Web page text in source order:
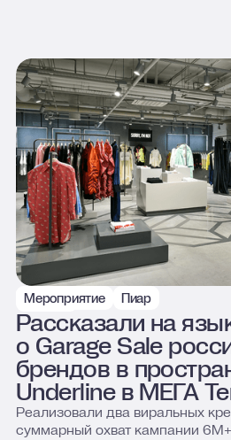
Мега
Мероприятие Пиар
Рассказали на
о Garage Sale
брендов в
Underline в МЕГА
Реализовали два виральных
суммарный охват кампании 6М+